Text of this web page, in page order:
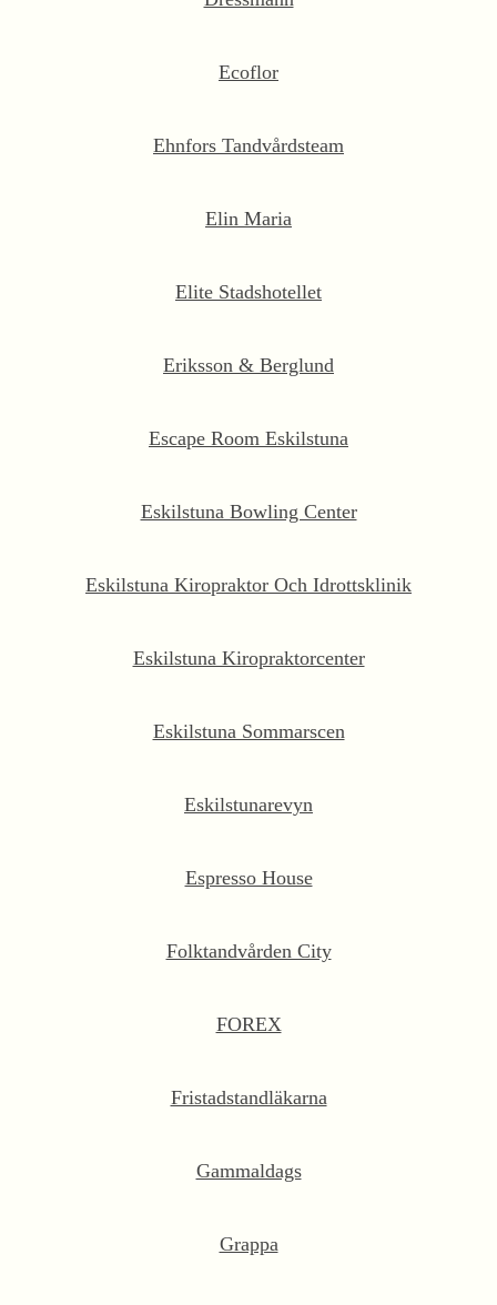
Ecoflor
Ehnfors Tandvårdsteam
Elin Maria
Elite Stadshotellet
Eriksson & Berglund
Escape Room Eskilstuna
Eskilstuna Bowling Center
Eskilstuna Kiropraktor Och Idrottsklinik
Eskilstuna Kiropraktorcenter
Eskilstuna Sommarscen
Eskilstunarevyn
Espresso House
Folktandvården City
FOREX
Fristadstandläkarna
Gammaldags
Grappa